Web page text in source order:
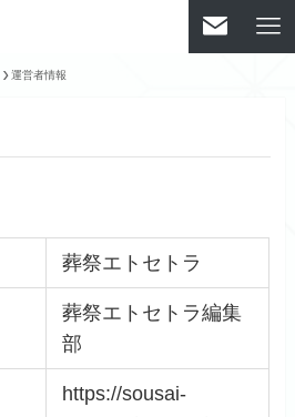
運営者情報
葬祭エトセトラ
葬祭エトセトラ編集
部
https://sousai-